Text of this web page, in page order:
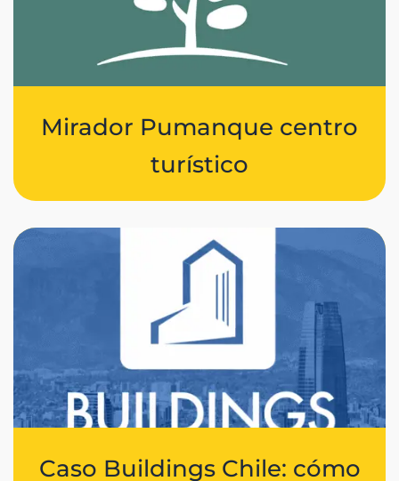
Mirador Pumanque centro
turístico
Caso Buildings Chile: cómo